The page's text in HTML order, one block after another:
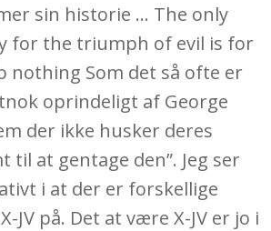
sin historie … The only
for the triumph of evil is for
nothing Som det så ofte er
oprindeligt af George
der ikke husker deres
til at gentage den”. Jeg ser
i at der er forskellige
JV på. Det at være X-JV er jo i